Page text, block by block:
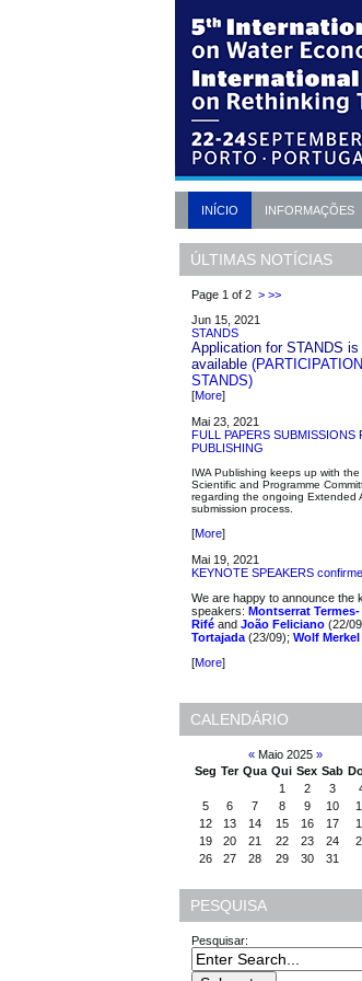
INÍCIO INFORMAÇÕES
ÚLTIMAS NOTÍCIAS
Page 1 of 2 > >>
Jun 15, 2021
STANDS
Application for STANDS is
available
STANDS)
[More]
Mai 23, 2021
FULL PAPERS SUBMISSIONS
PUBLISHING
IWA Publishing keeps up with
Scientific and Programme
regarding the ongoing Extended
submission process.
[More]
Mai 19, 2021
KEYNOTE SPEAKERS
We are happy to announce the
speakers: Montserrat Termes-
Rifé and João Feliciano (22/
Tortajada (23/09); Wolf Merkel
[More]
CALENDÁRIO
«Maio 2025 »
Seg Ter Qua Qui Sex Sab
1
2 3
5
6 7 8 9 10
12
13 14 15 16 17
19
20 21 22 23 24
26
27 28 29 30 31
PESQUISA
Pesquisar: